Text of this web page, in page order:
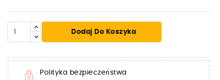
Dodaj Do Koszyka
Polityka bezpieczeństwa